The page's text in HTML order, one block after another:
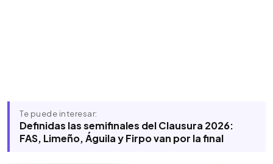
Te puede interesar:
Definidas las semifinales del Clausura 2026:
FAS, Limeño, Águila y Firpo van por la final